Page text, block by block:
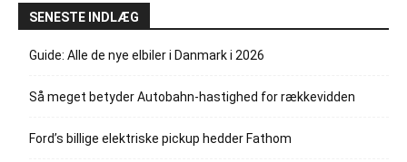
SENESTE INDLÆG
Guide: Alle de nye elbiler i Danmark i 2026
Så meget betyder Autobahn-hastighed for rækkevidden
Ford’s billige elektriske pickup hedder Fathom